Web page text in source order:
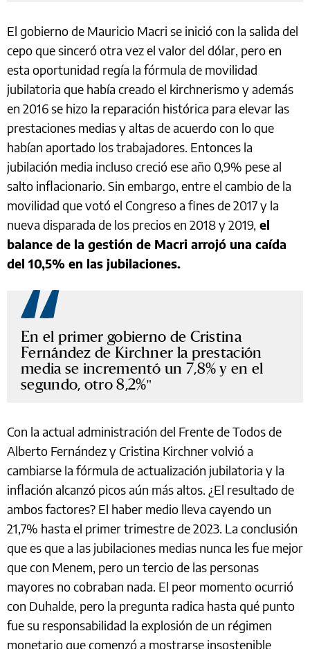
El gobierno de Mauricio Macri se inició con la salida del
cepo que sinceró otra vez el valor del dólar, pero en
esta oportunidad regía la fórmula de movilidad
jubilatoria que había creado el kirchnerismo y además
en 2016 se hizo la reparación histórica para elevar las
prestaciones medias y altas de acuerdo con lo que
habían aportado los trabajadores. Entonces la
jubilación media incluso creció ese año 0,9% pese al
salto inflacionario. Sin embargo, entre el cambio de la
movilidad que votó el Congreso a fines de 2017 y la
nueva disparada de los precios en 2018 y 2019, el
balance de la gestión de Macri arrojó una caída
del 10,5% en las jubilaciones.
En el primer gobierno de Cristina
Fernández de Kirchner la prestación
media se incrementó un 7,8% y en el
segundo, otro 8,2%
Con la actual administración del Frente de Todos de
Alberto Fernández y Cristina Kirchner volvió a
cambiarse la fórmula de actualización jubilatoria y la
inflación alcanzó picos aún más altos. ¿El resultado de
ambos factores? El haber medio lleva cayendo un
21,7% hasta el primer trimestre de 2023. La conclusión
que es que a las jubilaciones medias nunca les fue mejor
que con Menem, pero un tercio de las personas
mayores no cobraban nada. El peor momento ocurrió
con Duhalde, pero la pregunta radica hasta qué punto
fue su responsabilidad la explosión de un régimen
monetario que comenzó a mostrarse insostenible